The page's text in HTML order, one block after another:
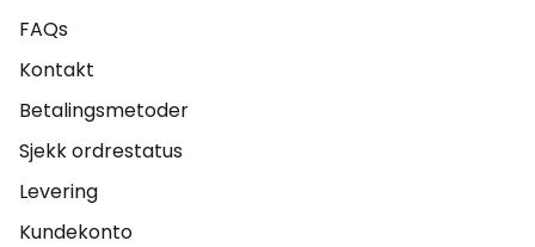
FAQs
Kontakt
Betalingsmetoder
Sjekk ordrestatus
Levering
Kundekonto